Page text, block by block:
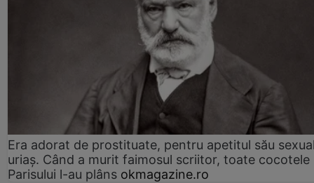
Era adorat de prostituate, pentru apetitul său
uriaș. Când a murit faimosul scriitor, toate cocotele
Parisului l-au plâns okmagazine.ro